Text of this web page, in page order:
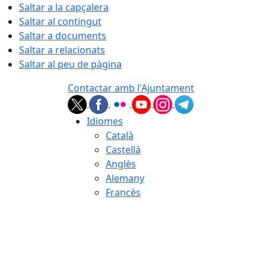
Saltar a la capçalera
Saltar al contingut
Saltar a documents
Saltar a relacionats
Saltar al peu de pàgina
Contactar amb l'Ajuntament
Idiomes
Català
Castellà
Anglès
Alemany
Francès